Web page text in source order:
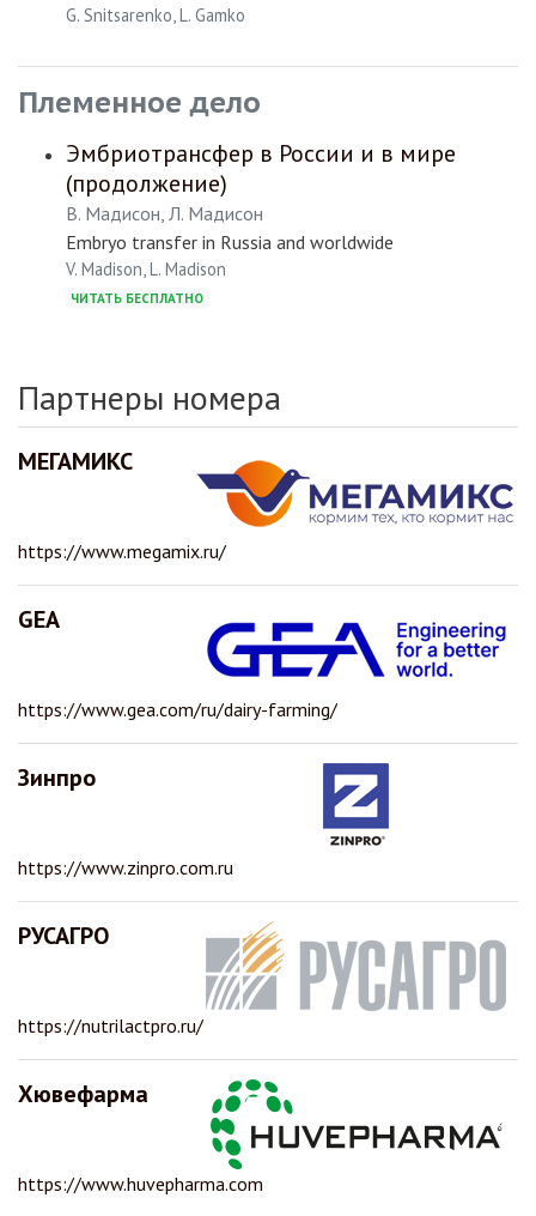
G. Snitsarenko, L. Gamko
Племенное дело
Эмбриотрансфер в России и в мире
(продолжение)
В. Мадисон, Л. Мадисон
Embryo transfer in Russia and worldwide
V. Madison, L. Madison
ЧИТАТЬ БЕСПЛАТНО
Партнеры номера
МЕГАМИКС
https://www.megamix.ru/
GEA
https://www.gea.com/ru/dairy-farming/
Зинпро
https://www.zinpro.com.ru
РУСАГРО
https://nutrilactpro.ru/
Хювефарма
https://www.huvepharma.com